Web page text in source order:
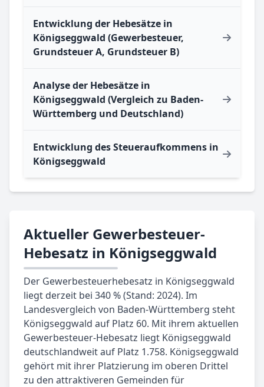
Entwicklung der Hebesätze in
Königseggwald (Gewerbesteuer,
Grundsteuer A, Grundsteuer B)
Analyse der Hebesätze in
Königseggwald (Vergleich zu Baden-
Württemberg und Deutschland)
Entwicklung des Steueraufkommens in
Königseggwald
Aktueller Gewerbesteuer-
Hebesatz in Königseggwald
Der Gewerbesteuerhebesatz in Königseggwald
liegt derzeit bei 340 % (Stand: 2024). Im
Landesvergleich von Baden-Württemberg steht
Königseggwald auf Platz 60. Mit ihrem aktuellen
Gewerbesteuer-Hebesatz liegt Königseggwald
deutschlandweit auf Platz 1.758. Königseggwald
gehört mit ihrer Platzierung im oberen Drittel
zu den attraktiveren Gemeinden für